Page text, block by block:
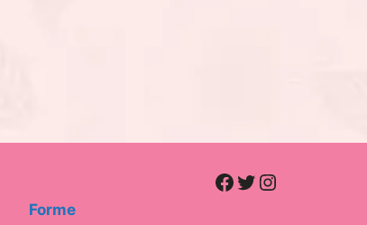
Forme
Facebook
Twitter
Instagram